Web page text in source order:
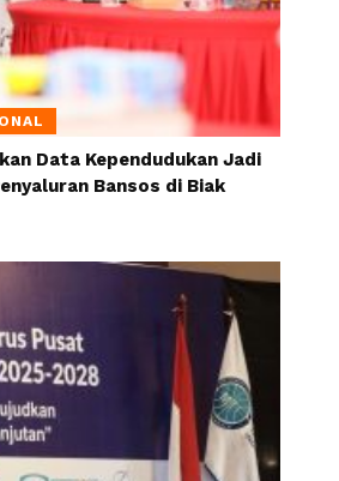
Data Kependudukan Jadi
Bansos di Biak